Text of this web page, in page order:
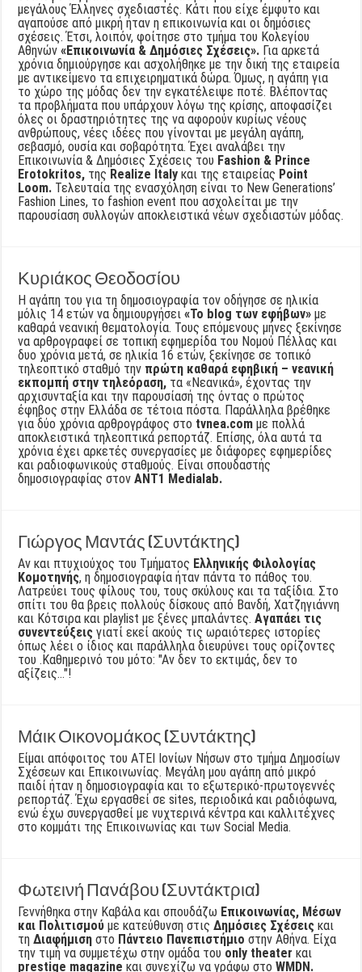
μεγάλους Έλληνες σχεδιαστές. Κάτι που είχε έμφυτο και
αγαπούσε από μικρή ήταν η επικοινωνία και οι δημόσιες
σχέσεις. Έτσι, λοιπόν, φοίτησε στο τμήμα του Κολεγίου
Αθηνών«Επικοινωνία & Δημόσιες Σχέσεις». Για αρκετά
χρόνια δημιούργησε και ασχολήθηκε με την δική της εταιρεία
με αντικείμενο τα επιχειρηματικά δώρα. Όμως, η αγάπη για
το χώρο της μόδας δεν την εγκατέλειψε ποτέ. Βλέποντας
τα προβλήματα που υπάρχουν λόγω της κρίσης, αποφασίζει
όλες οι δραστηριότητες της να αφορούν κυρίως νέους
ανθρώπους, νέες ιδέες που γίνονται με μεγάλη αγάπη,
σεβασμό, ουσία και σοβαρότητα. Έχει αναλάβει την
Επικοινωνία & Δημόσιες Σχέσεις του Fashion & Prince
Erotokritos, της Realize Italy και της εταιρείας Point
Loom. Τελευταία της ενασχόληση είναι το New Generations’
Fashion Lines, το fashion event που ασχολείται με την
παρουσίαση συλλογών αποκλειστικά νέων σχεδιαστών μόδας.
Κυριάκος Θεοδοσίου
Η αγάπη του για τη δημοσιογραφία τον οδήγησε σε ηλικία
μόλις 14 ετών να δημιουργήσει«Το blog των εφήβων» με
καθαρά νεανική θεματολογία. Τους επόμενους μήνες ξεκίνησε
να αρθρογραφεί σε τοπική εφημερίδα του Νομού Πέλλας και
δυο χρόνια μετά, σε ηλικία 16 ετών, ξεκίνησε σε τοπικό
τηλεοπτικό σταθμό την πρώτη καθαρά εφηβική – νεανική
εκπομπή στην τηλεόραση, τα «Νεανικά», έχοντας την
αρχισυνταξία και την παρουσίασή της όντας ο πρώτος
έφηβος στην Ελλάδα σε τέτοια πόστα. Παράλληλα βρέθηκε
για δύο χρόνια αρθρογράφος στο tvnea.com με πολλά
αποκλειστικά τηλεοπτικά ρεπορτάζ. Επίσης, όλα αυτά τα
χρόνια έχει αρκετές συνεργασίες με διάφορες εφημερίδες
και ραδιοφωνικούς σταθμούς. Είναι σπουδαστής
δημοσιογραφίας στονAΝΤ1 Medialab.
Γιώργος Μαντάς (Συντάκτης)
Αν και πτυχιούχος του Τμήματος Ελληνικής Φιλολογίας
Κομοτηνής, η δημοσιογραφία ήταν πάντα το πάθος του.
Λατρεύει τους φίλους του, τους σκύλους και τα ταξίδια. Στο
σπίτι του θα βρεις πολλούς δίσκους από Βανδή, Χατζηγιάννη
και Κότσιρα και playlist με ξένες μπαλάντες.Αγαπάει τις
συνεντεύξεις γιατί εκεί ακούς τις ωραιότερες ιστορίες
όπως λέει ο ίδιος και παράλληλα διευρύνει τους ορίζοντες
του .Καθημερινό του μότο: "Αν δεν το εκτιμάς, δεν το
αξίζεις..."!
Μάικ Οικονομάκος (Συντάκτης)
Είμαι απόφοιτος του ΑΤΕΙ Ιονίων Νήσων στο τμήμα Δημοσίων
Σχέσεων και Επικοινωνίας. Μεγάλη μου αγάπη από μικρό
παιδί ήταν η δημοσιογραφία και το εξωτερικό-πρωτογεννές
ρεπορτάζ. Έχω εργασθεί σε sites, περιοδικά και ραδιόφωνα,
ενώ έχω συνεργασθεί με νυχτερινά κέντρα και καλλιτέχνες
στο κομμάτι της Επικοινωνίας και των Social Media.
Φωτεινή Πανάβου (Συντάκτρια)
Γεννήθηκα στην Καβάλα και σπουδάζω Επικοινωνίας, Μέσων
και Πολιτισμού με κατεύθυνση στιςΔημόσιες Σχέσεις και
τηΔιαφήμιση στο Πάντειο Πανεπιστήμιο στην Αθήνα. Είχα
την τιμή να συμμετέχω στην ομάδα του only theater και
prestige magazine και συνεχίζω να γράφω στοWMDN.